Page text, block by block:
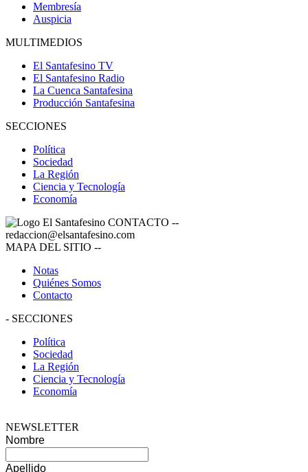
Membresía
Auspicia
MULTIMEDIOS
El Santafesino TV
El Santafesino Radio
La Cuenca Santafesina
Producción Santafesina
SECCIONES
Política
Sociedad
La Región
Ciencia y Tecnología
Economía
CONTACTO --
redaccion@elsantafesino.com
MAPA DEL SITIO --
Notas
Quiénes Somos
Contacto
- SECCIONES
Política
Sociedad
La Región
Ciencia y Tecnología
Economía
NEWSLETTER
Nombre
Apellido